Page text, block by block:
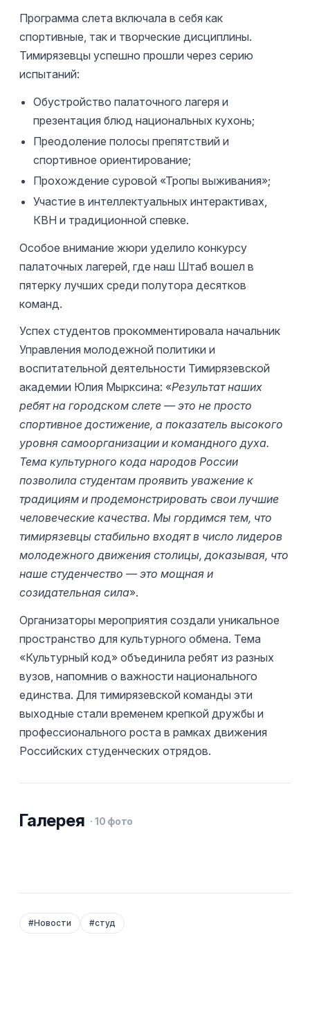
Программа слета включала в себя как
спортивные, так и творческие дисциплины.
Тимирязевцы успешно прошли через серию
испытаний:
Обустройство палаточного лагеря и
презентация блюд национальных кухонь;
Преодоление полосы препятствий и
спортивное ориентирование;
Прохождение суровой «Тропы выживания»;
Участие в интеллектуальных интерактивах,
КВН и традиционной спевке.
Особое внимание жюри уделило конкурсу
палаточных лагерей, где наш Штаб вошел в
пятерку лучших среди полутора десятков
команд.
Успех студентов прокомментировала начальник
Управления молодежной политики и
воспитательной деятельности Тимирязевской
академии Юлия Мырксина: «Результат наших
ребят на городском слете — это не просто
спортивное достижение, а показатель высокого
уровня самоорганизации и командного духа.
Тема культурного кода народов России
позволила студентам проявить уважение к
традициям и продемонстрировать свои лучшие
человеческие качества. Мы гордимся тем, что
тимирязевцы стабильно входят в число лидеров
молодежного движения столицы, доказывая, что
наше студенчество — это мощная и
созидательная сила».
Организаторы мероприятия создали уникальное
пространство для культурного обмена. Тема
«Культурный код» объединила ребят из разных
вузов, напомнив о важности национального
единства. Для тимирязевской команды эти
выходные стали временем крепкой дружбы и
профессионального роста в рамках движения
Российских студенческих отрядов.
Галерея · 10 фото
#Новости #студ